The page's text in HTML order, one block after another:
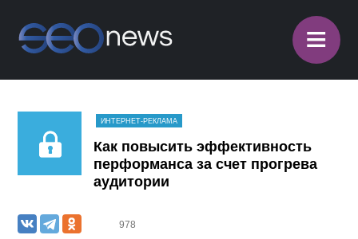
≡
ИНТЕРНЕТ-РЕКЛАМА
Как повысить эффективность
перформанса за счет прогрева
аудитории
978